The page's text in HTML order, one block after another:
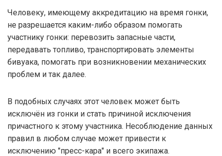
Человеку, имеющему аккредитацию на время гонки,
не разрешается каким-либо образом помогать
участнику гонки: перевозить запасные части,
передавать топливо, транспортировать элементы
бивуака, помогать при возникновении механических
проблем и так далее.
В подобных случаях этот человек может быть
исключён из гонки и стать причиной исключения
причастного к этому участника. Несоблюдение данных
правил в любом случае может привести к
исключению "пресс-кара" и всего экипажа.